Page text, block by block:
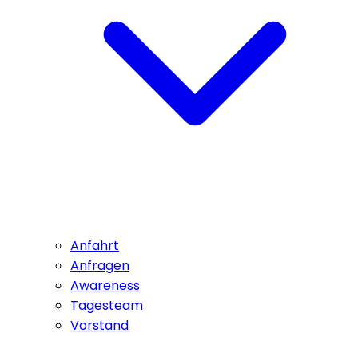
Anfahrt
Anfragen
Awareness
Tagesteam
Vorstand